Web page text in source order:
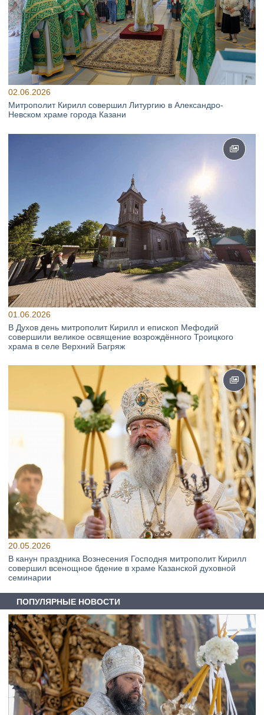
02.06.2026
Митрополит Кирилл совершил Литургию в Александро-
Невском храме города Казани
01.06.2026
В Духов день митрополит Кирилл и епископ Мефодий
совершили великое освящение возрождённого Троицкого
храма в селе Верхний Багряж
20.05.2026
В канун праздника Вознесения Господня митрополит Кирилл
совершил всенощное бдение в храме Казанской духовной
семинарии
ПОПУЛЯРНЫЕ НОВОСТИ